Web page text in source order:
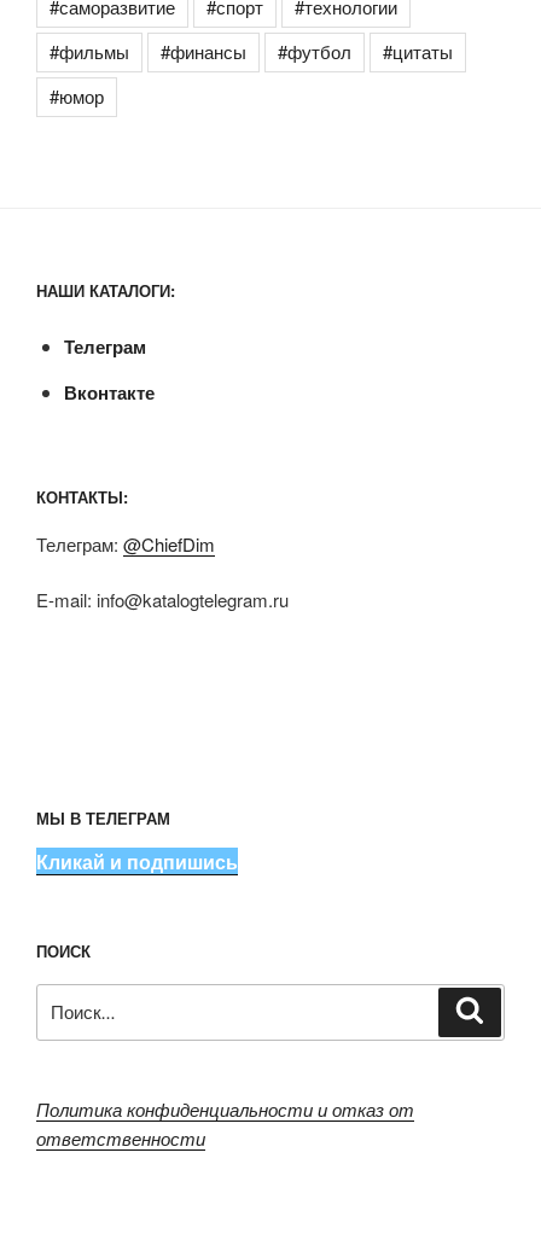
#саморазвитие
#спорт
#технологии
#фильмы
#финансы #футбол
#цитаты
#юмор
НАШИ КАТАЛОГИ:
Телеграм
Вконтакте
КОНТАКТЫ:
Телеграм: @ChiefDim
E-mail: info@katalogtelegram.ru
МЫ В ТЕЛЕГРАМ
Кликай и подпишись
ПОИСК
Политика конфиденциальности и отказ от
ответственности